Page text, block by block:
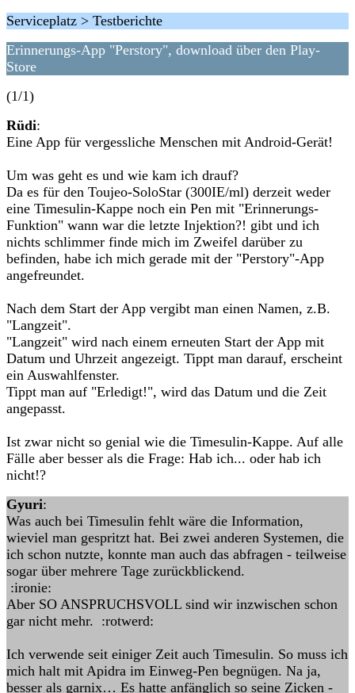
Serviceplatz > Testberichte
Erinnerungs-App "Perstory", download über den Play-
Store
(1/1)
Rüdi:
Eine App für vergessliche Menschen mit Android-Gerät!
Um was geht es und wie kam ich drauf?
Da es für den Toujeo-SoloStar (300IE/ml) derzeit weder
eine Timesulin-Kappe noch ein Pen mit "Erinnerungs-
Funktion" wann war die letzte Injektion?! gibt und ich
nichts schlimmer finde mich im Zweifel darüber zu
befinden, habe ich mich gerade mit der "Perstory"-App
angefreundet.
Nach dem Start der App vergibt man einen Namen, z.B.
"Langzeit".
"Langzeit" wird nach einem erneuten Start der App mit
Datum und Uhrzeit angezeigt. Tippt man darauf, erscheint
ein Auswahlfenster.
Tippt man auf "Erledigt!", wird das Datum und die Zeit
angepasst.
Ist zwar nicht so genial wie die Timesulin-Kappe. Auf alle
Fälle aber besser als die Frage: Hab ich... oder hab ich
nicht!?
Gyuri:
Was auch bei Timesulin fehlt wäre die Information,
wieviel man gespritzt hat. Bei zwei anderen Systemen, die
ich schon nutzte, konnte man auch das abfragen - teilweise
sogar über mehrere Tage zurückblickend.
:ironie:
Aber SO ANSPRUCHSVOLL sind wir inzwischen schon
gar nicht mehr. :rotwerd:
Ich verwende seit einiger Zeit auch Timesulin. So muss ich
mich halt mit Apidra im Einweg-Pen begnügen. Na ja,
besser als garnix… Es hatte anfänglich so seine Zicken -